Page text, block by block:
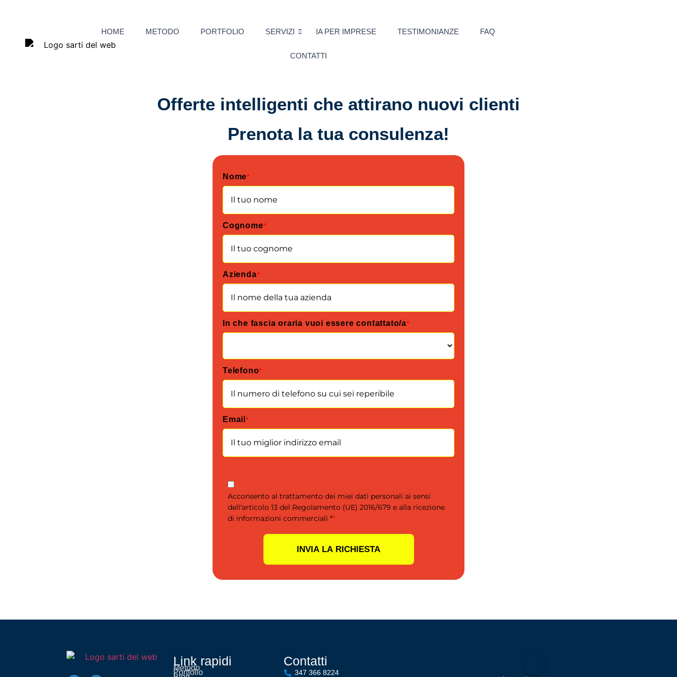
HOME METODO PORTFOLIO SERVIZI IA PER IMPRESE TESTIMONIANZE FAQ
CONTATTI
Offerte intelligenti che attirano nuovi clienti
Prenota la tua consulenza!
Nome*
Cognome*
Azienda*
In che fascia oraria vuoi essere contattato/a*
Telefono*
Email *
Acconsento al trattamento dei miei dati personali ai sensi
dell'articolo 13 del Regolamento (UE) 2016/679 e alla ricezione
di informazioni commerciali **
INVIA LA RICHIESTA
Link rapidi
Metodo
Portfolio
Contatti
347 366 8224